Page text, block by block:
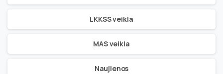
LKKSS veikla
MAS veikla
Naujienos